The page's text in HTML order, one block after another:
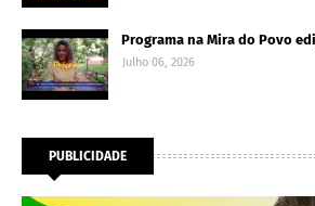
Programa na Mira do Povo
Julho 06, 2026
PUBLICIDADE